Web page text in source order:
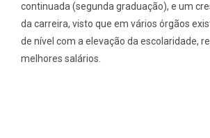
continuada (segunda graduação), e um
da carreira, visto que em vários órgãos
de nível com a elevação da escolaridade,
melhores salários.